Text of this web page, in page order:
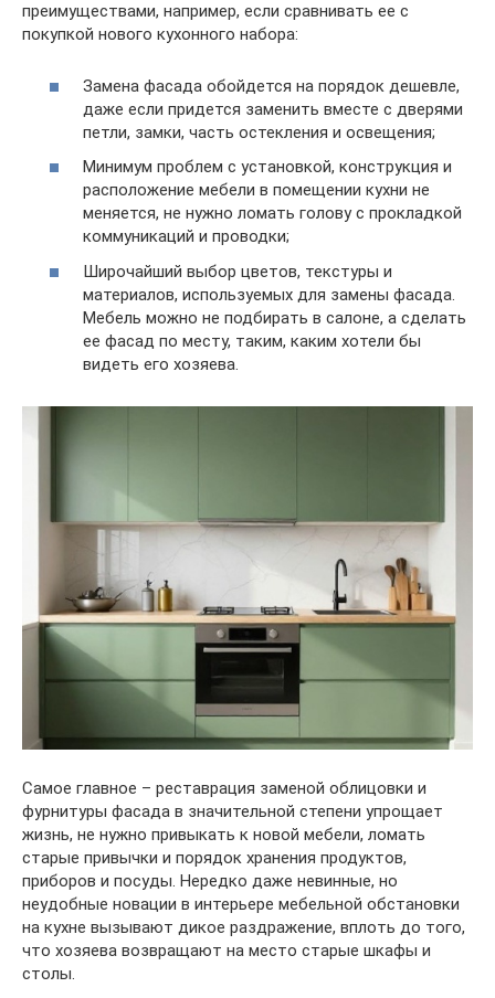
преимуществами, например, если сравнивать ее с
покупкой нового кухонного набора:
Замена фасада обойдется на порядок дешевле,
даже если придется заменить вместе с дверями
петли, замки, часть остекления и освещения;
Минимум проблем с установкой, конструкция и
расположение мебели в помещении кухни не
меняется, не нужно ломать голову с прокладкой
коммуникаций и проводки;
Широчайший выбор цветов, текстуры и
материалов, используемых для замены фасада.
Мебель можно не подбирать в салоне, а сделать
ее фасад по месту, таким, каким хотели бы
видеть его хозяева.
Самое главное – реставрация заменой облицовки и
фурнитуры фасада в значительной степени упрощает
жизнь, не нужно привыкать к новой мебели, ломать
старые привычки и порядок хранения продуктов,
приборов и посуды. Нередко даже невинные, но
неудобные новации в интерьере мебельной обстановки
на кухне вызывают дикое раздражение, вплоть до того,
что хозяева возвращают на место старые шкафы и
столы.